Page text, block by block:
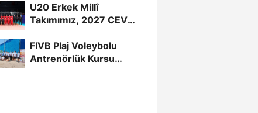
U20 Erkek Millî
Takımımız, 2027 CEV
Şampiyonası...
FIVB Plaj Voleybolu
Antrenörlük Kursu